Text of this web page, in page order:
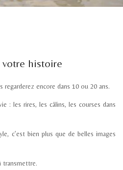
histoire
regarderez encore dans 10 ou 20 ans.
: les rires, les câlins, les courses dans
, c’est bien plus que de belles images
transmettre.